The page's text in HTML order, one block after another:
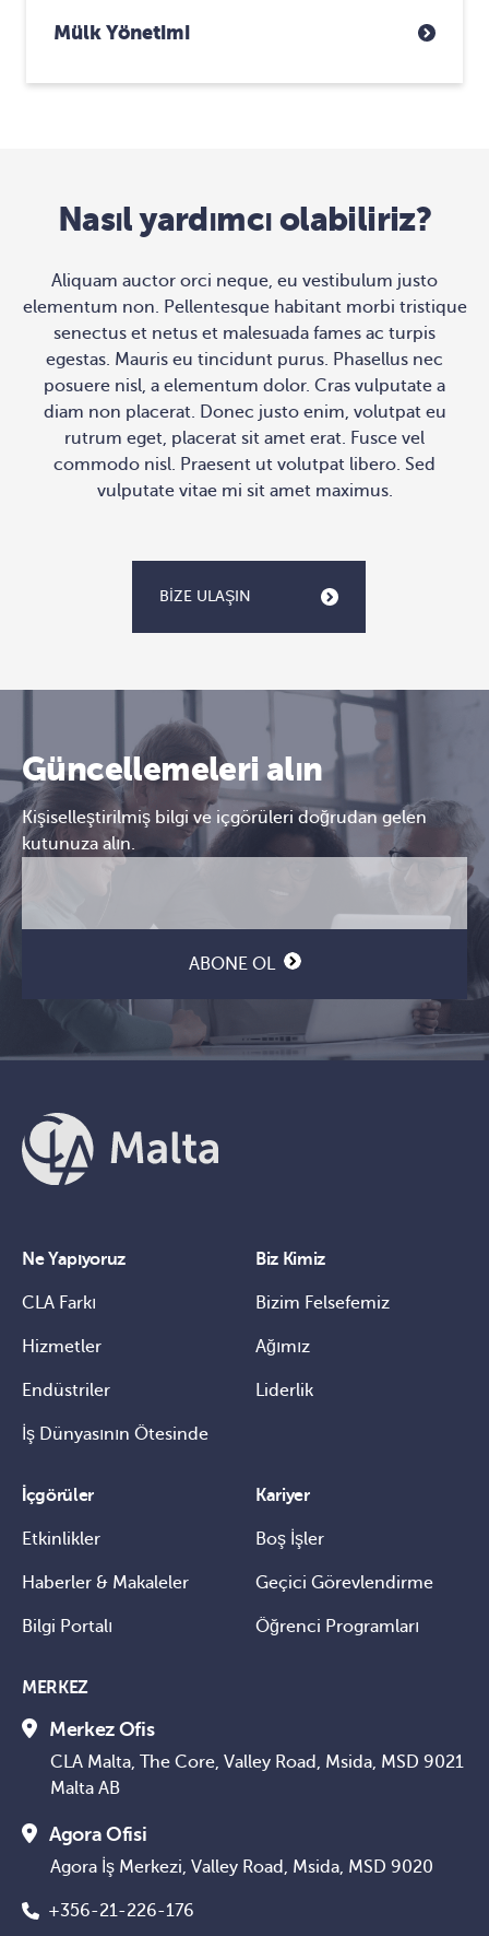
Mülk Yönetimi
Nasıl yardımcı olabiliriz?
Aliquam auctor orci neque, eu vestibulum justo
elementum non. Pellentesque habitant morbi tristique
senectus et netus et malesuada fames ac turpis
egestas. Mauris eu tincidunt purus. Phasellus nec
posuere nisl, a elementum dolor. Cras vulputate a
diam non placerat. Donec justo enim, volutpat eu
rutrum eget, placerat sit amet erat. Fusce vel
commodo nisl. Praesent ut volutpat libero. Sed
vulputate vitae mi sit amet maximus.
BIZE ULAŞIN
Güncellemeleri alın
Kişiselleştirilmiş bilgi ve içgörüleri doğrudan gelen
kutunuza alın.
posta
ABONE OL
Ne Yapıyoruz
CLA Farkı
Hizmetler
Endüstriler
İş Dünyasının Ötesinde
Biz Kimiz
Bizim Felsefemiz
Ağımız
Liderlik
İçgörüler
Etkinlikler
Haberler & Makaleler
Bilgi Portalı
Kariyer
Boş İşler
Geçici Görevlendirme
Öğrenci Programları
MERKEZ
Merkez Ofis
CLA Malta, The Core, Valley Road, Msida, MSD 9021
Malta AB
Agora Ofisi
Agora İş Merkezi, Valley Road, Msida, MSD 9020
+356-21-226-176